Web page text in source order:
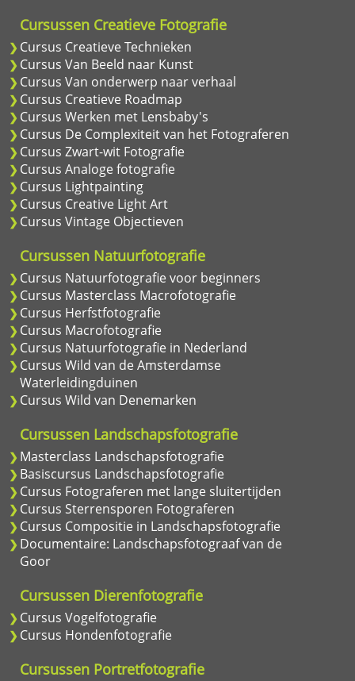
Cursussen Creatieve Fotografie
Cursus Creatieve Technieken
Cursus Van Beeld naar Kunst
Cursus Van onderwerp naar verhaal
Cursus Creatieve Roadmap
Cursus Werken met Lensbaby's
Cursus De Complexiteit van het Fotograferen
Cursus Zwart-wit Fotografie
Cursus Analoge fotografie
Cursus Lightpainting
Cursus Creative Light Art
Cursus Vintage Objectieven
Cursussen Natuurfotografie
Cursus Natuurfotografie voor beginners
Cursus Masterclass Macrofotografie
Cursus Herfstfotografie
Cursus Macrofotografie
Cursus Natuurfotografie in Nederland
Cursus Wild van de Amsterdamse
Waterleidingduinen
Cursus Wild van Denemarken
Cursussen Landschapsfotografie
Masterclass Landschapsfotografie
Basiscursus Landschapsfotografie
Cursus Fotograferen met lange sluitertijden
Cursus Sterrensporen Fotograferen
Cursus Compositie in Landschapsfotografie
Documentaire: Landschapsfotograaf van de
Goor
Cursussen Dierenfotografie
Cursus Vogelfotografie
Cursus Hondenfotografie
Cursussen Portretfotografie